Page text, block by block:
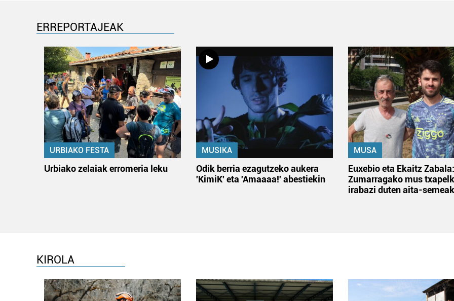
ERREPORTAJEAK
URBIAKO FESTA
Urbiako zelaiak erromeria leku
MUSIKA
Odik berria ezagutzeko aukera
'KimiK' eta 'Amaaaa!' abestiekin
MUSA
Euxebio eta Ekaitz Zabala:
Zumarragako mus
irabazi duten aita-semeak
KIROLA